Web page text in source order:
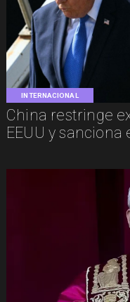
INTERNACIONAL
China restringe
EEUU y sanciona